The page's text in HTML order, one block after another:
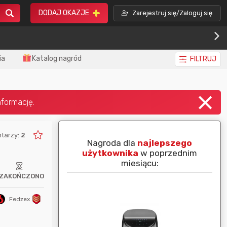
DODAJ OKAZJE Zarejestruj się/Zaloguj się
Katalog nagród FILTRUJ
2
ZAKOŃCZONO
Fedzex
Nagroda dla najlepszego
użytkownika w poprzednim
miesiącu: